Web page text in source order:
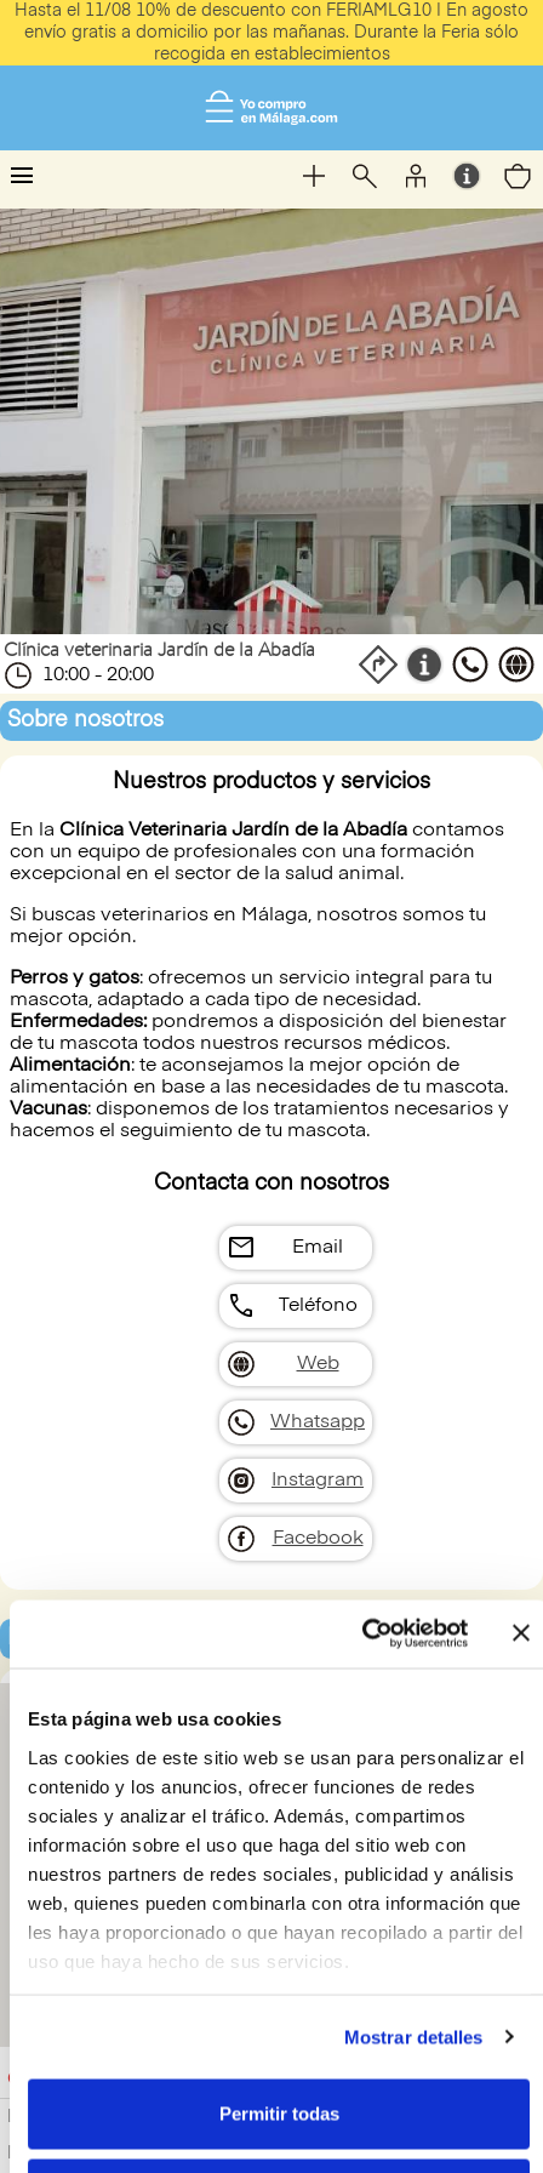
Esta página web usa cookies
Las cookies de este sitio web se usan para personalizar el
contenido y los anuncios, ofrecer funciones de redes
sociales y analizar el tráfico. Además, compartimos
información sobre el uso que haga del sitio web con
nuestros partners de redes sociales, publicidad y análisis
web, quienes pueden combinarla con otra información que
les haya proporcionado o que hayan recopilado a partir del
uso que haya hecho de sus servicios.
Mostrar detalles
Permitir todas
Hasta el 11/08 10% de descuento con FERIAMLG10 | En agosto
envío gratis a domicilio por las mañanas. Durante la Feria sólo
recogida en establecimientos
menu
Clínica veterinaria Jardín de la Abadía
10:00 - 20:00
Sobre nosotros
Nuestros productos y servicios
En la Clínica Veterinaria Jardín de la Abadía contamos
con un equipo de profesionales con una formación
excepcional en el sector de la salud animal.
Si buscas veterinarios en Málaga, nosotros somos tu
mejor opción.
Perros y gatos: ofrecemos un servicio integral para tu
mascota, adaptado a cada tipo de necesidad.
Enfermedades:pondremos a disposición del bienestar
de tu mascota todos nuestros recursos médicos.
Alimentación: te aconsejamos la mejor opción de
alimentación en base a las necesidades de tu mascota.
Vacunas: disponemos de los tratamientos necesarios y
hacemos el seguimiento de tu mascota.
Contacta con nosotros
mail Email
call Teléfono
Web
Whatsapp
Instagram
Facebook
Clínica veterinaria
Jardín de la
Abadía
C. Río Rocío 1.
29002, Málaga.
952320443
Abrir en Google
Cerrado
Jueves: 10:00 - 20:00
10:00 - 20:00
Martes
10:00 - 20:00